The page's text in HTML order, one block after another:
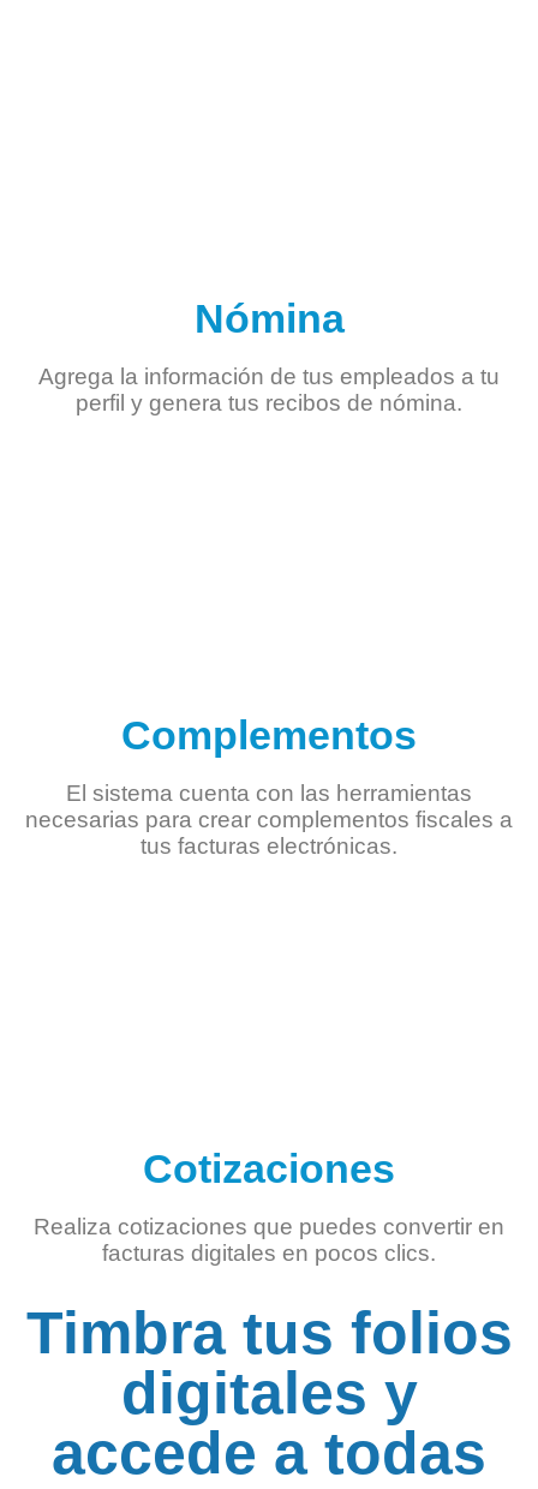
Nómina
Agrega la información de tus empleados a tu
perfil y genera tus recibos de nómina.
Complementos
El sistema cuenta con las herramientas
necesarias para crear complementos fiscales a
tus facturas electrónicas.
Cotizaciones
Realiza cotizaciones que puedes convertir en
facturas digitales en pocos clics.
Timbra tus folios
digitales y
accede a todas